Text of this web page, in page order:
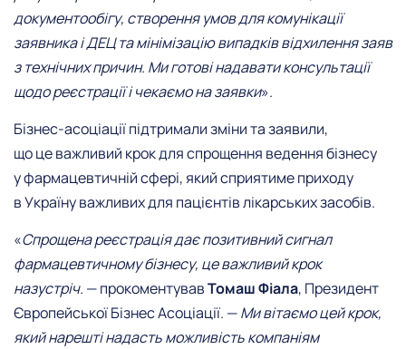
документообігу, створення умов для комунікації
заявника і ДЕЦ та мінімізацію випадків відхилення заяв
з технічних причин. Ми готові надавати консультації
щодо реєстрації і чекаємо на заявки».
Бізнес-асоціації підтримали зміни та заявили,
що це важливий крок для спрощення ведення бізнесу
у фармацевтичній сфері, який сприятиме приходу
в Україну важливих для пацієнтів лікарських засобів.
«Спрощена реєстрація дає позитивний сигнал
фармацевтичному бізнесу, це важливий крок
назустріч. — прокоментувавТомаш Фіала, Президент
Європейської Бізнес Асоціації. —Ми вітаємо цей крок,
який нарешті надасть можливість компаніям